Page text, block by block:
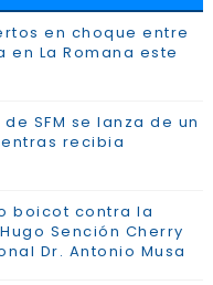
en choque entre
La Romana este
SFM se lanza de un
recibia
boicot contra la
Sención Cherry
Dr. Antonio Musa